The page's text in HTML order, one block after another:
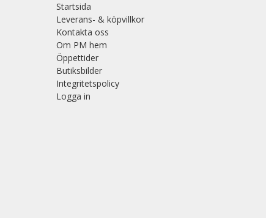
Startsida
Leverans- & köpvillkor
Kontakta oss
Om PM hem
Öppettider
Butiksbilder
Integritetspolicy
Logga in